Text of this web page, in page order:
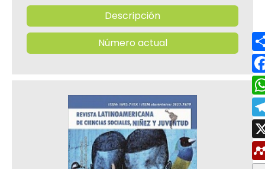
Descripción
Número actual